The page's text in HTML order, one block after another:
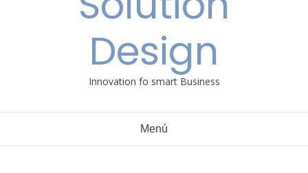
Design
Innovation fo smart Business
Menú